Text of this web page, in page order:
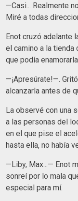
—Casi... Realmente
Miré a todas
Enot cruzó adelante
el camino a la tienda
que podía
—¡Apresúrate!—.
alcanzarla antes de
La observé con una
a las personas del
en el que pise el
hasta ella, no había
—Liby, Max...— Enot
sonreí por lo mala
especial para mí.